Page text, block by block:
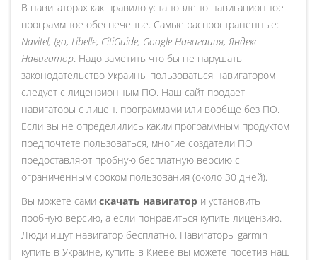
В навигаторах как правило установлено навигационное
программное обеспеченье. Самые распространенные:
Navitel, Igo, Libelle, CitiGuide, Google Навигация, Яндекс
Навигатор. Надо заметить что бы не нарушать
законодательство Украины пользоваться навигатором
следует с лицензионным ПО. Наш сайт продает
навигаторы с лицен. программами или вообще без ПО.
Если вы не определились каким программным продуктом
предпочтете пользоваться, многие создатели ПО
предоставляют пробную бесплатную версию с
ограниченным сроком пользования (около 30 дней).
Вы можете сами скачать навигатор и установить
пробную версию, а если понравиться купить лицензию.
Люди ищут навигатор бесплатно. Навигаторы garmin
купить в Украине, купить в Киеве вы можете посетив наш